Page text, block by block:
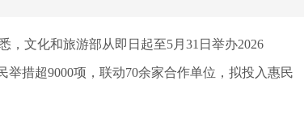
，文化和旅游部从即日起至5月31日举办2026
举措超9000项，联动70余家合作单位，拟投入惠民